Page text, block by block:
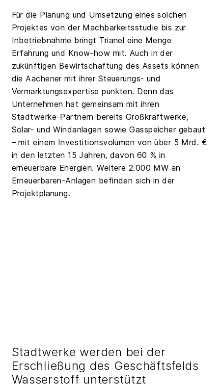
Für die Planung und Umsetzung eines solchen
Projektes von der Machbarkeitsstudie bis zur
Inbetriebnahme bringt Trianel eine Menge
Erfahrung und Know-how mit. Auch in der
zukünftigen Bewirtschaftung des Assets können
die Aachener mit ihrer Steuerungs- und
Vermarktungsexpertise punkten. Denn das
Unternehmen hat gemeinsam mit ihren
Stadtwerke-Partnern bereits Großkraftwerke,
Solar- und Windanlagen sowie Gasspeicher gebaut
– mit einem Investitionsvolumen von über 5 Mrd. €
in den letzten 15 Jahren, davon 60 % in
erneuerbare Energien. Weitere 2.000 MW an
Erneuerbaren-Anlagen befinden sich in der
Projektplanung.
Stadtwerke werden bei der
Erschließung des Geschäftsfelds
Wasserstoff unterstützt